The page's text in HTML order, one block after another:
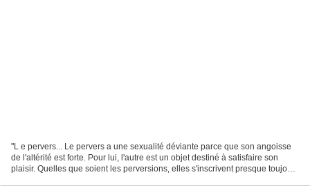
"L e pervers... Le pervers a une sexualité déviante parce que son angoisse
de l'altérité est forte. Pour lui, l'autre est un objet destiné à satisfaire son
plaisir. Quelles que soient les perversions, elles s'inscrivent presque toujours